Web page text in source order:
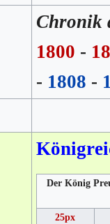
Chronik
1800 -
- 1808 -
Der König
25px